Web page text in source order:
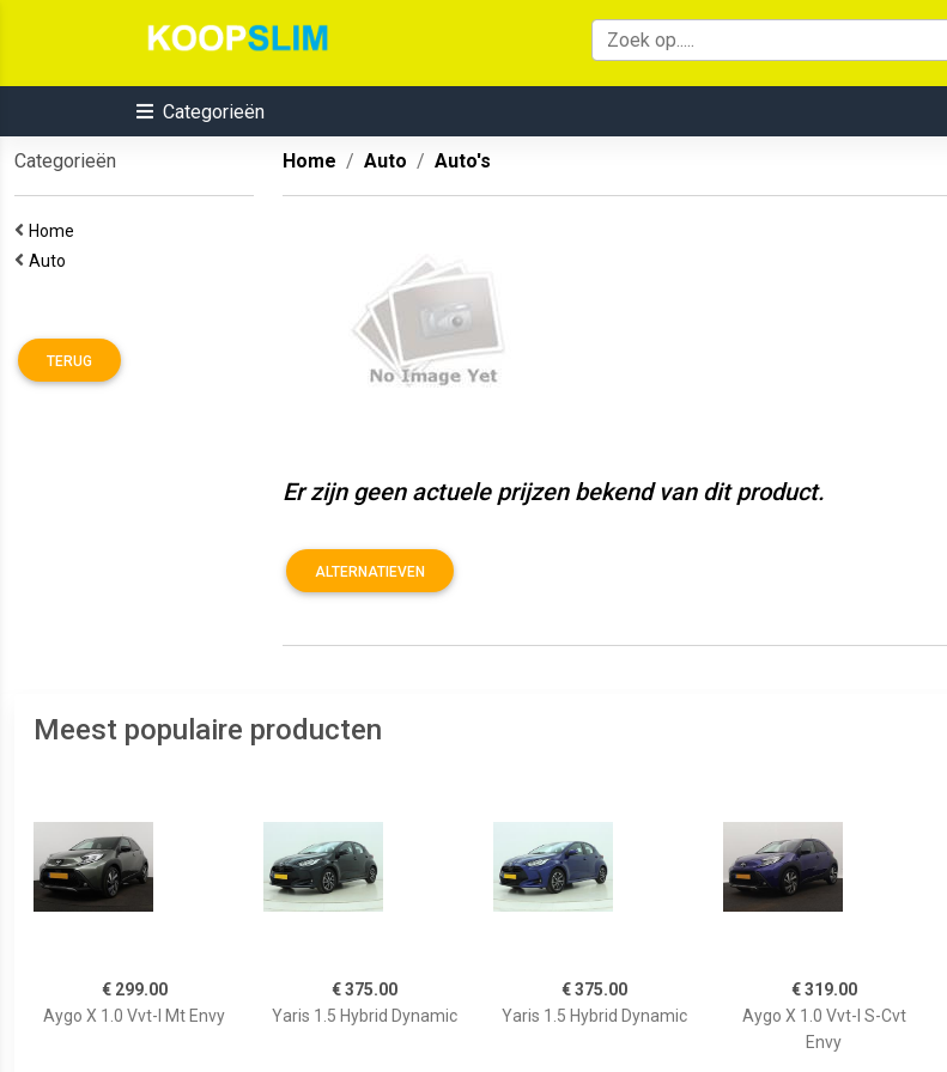
Categorieën
Categorieën
Home
Auto
TERUG
Home Auto Auto's
Er zijn geen actuele prijzen bekend van dit product.
ALTERNATIEVEN
Meest populaire producten
€ 299.00
Aygo X 1.0 Vvt-I Mt Envy
€ 375.00
Yaris 1.5 Hybrid Dynamic
€ 375.00
Yaris 1.5 Hybrid Dynamic
€ 319.00
Aygo X 1.0 Vvt-I S-Cvt
Envy